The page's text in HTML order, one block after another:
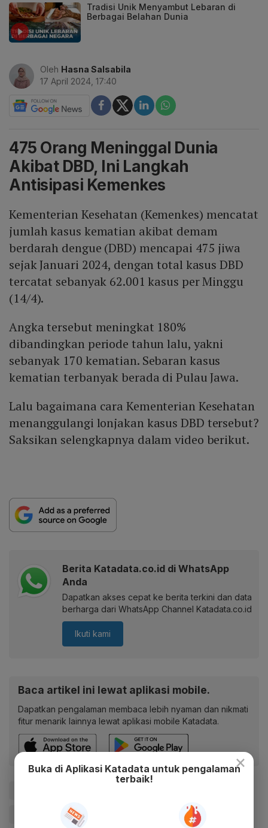
Tradisi Unik Menyambut Lebaran di
Berbagai Belahan Dunia
Oleh Hasna Salsabila
17 April 2024, 17:40
475 Orang Meninggal Dunia
Akibat DBD, Ini Langkah
Antisipasi Kemenkes
Kementerian Kesehatan (Kemenkes) mencatat
jumlah kasus kematian akibat demam
berdarah dengue (DBD) mencapai 475 jiwa
sejak Januari 2024, dengan total kasus DBD
tercatat sebanyak 62.001 kasus per Minggu
(14/4).
Angka tersebut meningkat 180%
dibandingkan periode tahun lalu, yakni
sebanyak 170 kematian. Sebaran kasus
kematian terbanyak berada di Pulau Jawa.
Lalu bagaimana cara Kementerian Kesehatan
menanggulangi lonjakan kasus DBD tersebut?
Saksikan selengkapnya dalam video berikut.
Berita Katadata.co.id di WhatsApp
Anda
Dapatkan akses cepat ke berita terkini dan data
berharga dari WhatsApp Channel Katadata.co.id
Ikuti kami
Baca artikel ini lewat aplikasi mobile.
Dapatkan pengalaman membaca lebih nyaman dan nikmati
fitur menarik lainnya lewat aplikasi mobile Katadata.
#Kementerian Kesehatan #Update Me
×
Buka di Aplikasi Katadata untuk pengalaman
terbaik!